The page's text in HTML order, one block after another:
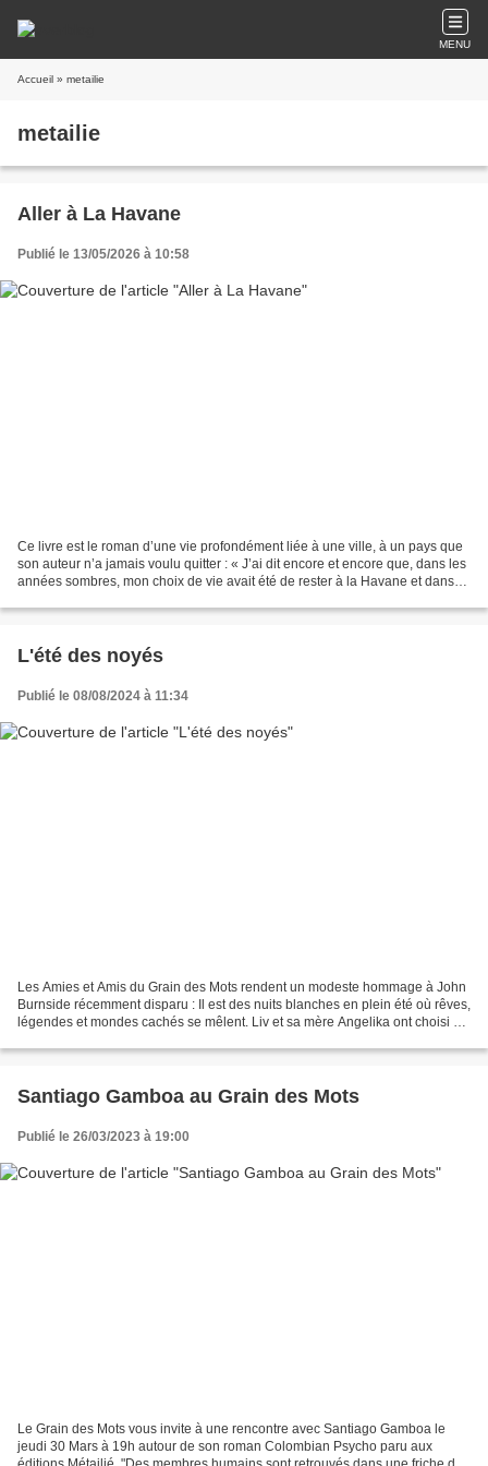
MENU
Accueil » metailie
metailie
Aller à La Havane
Publié le 13/05/2026 à 10:58
Ce livre est le roman d’une vie profondément liée à une ville, à un pays que
son auteur n’a jamais voulu quitter : « J’ai dit encore et encore que, dans les
années sombres, mon choix de vie avait été de rester à la Havane et dans
L'été des noyés
Publié le 08/08/2024 à 11:34
Les Amies et Amis du Grain des Mots rendent un modeste hommage à John
Burnside récemment disparu : Il est des nuits blanches en plein été où rêves,
légendes et mondes cachés se mêlent. Liv et sa mère Angelika ont choisi de
Santiago Gamboa au Grain des Mots
Publié le 26/03/2023 à 19:00
Le Grain des Mots vous invite à une rencontre avec Santiago Gamboa le
jeudi 30 Mars à 19h autour de son roman Colombian Psycho paru aux